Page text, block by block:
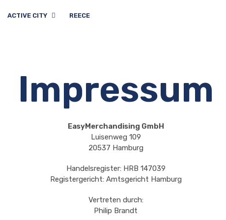
ACTIVE CITY REECE
Impressum
EasyMerchandising GmbH
Luisenweg 109
20537 Hamburg
Handelsregister: HRB 147039
Registergericht: Amtsgericht Hamburg
Vertreten durch:
Philip Brandt